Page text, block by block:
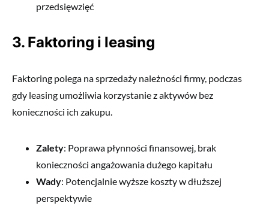
przedsięwzięć
3. Faktoring i leasing
Faktoring polega na sprzedaży należności firmy, podczas
gdy leasing umożliwia korzystanie z aktywów bez
konieczności ich zakupu.
Zalety: Poprawa płynności finansowej, brak
konieczności angażowania dużego kapitału
Wady: Potencjalnie wyższe koszty w dłuższej
perspektywie